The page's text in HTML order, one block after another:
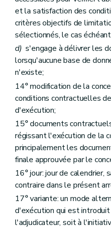
et la satisfaction des
critères objectifs de
sélectionnés, le cas
d) s'engage à délivrer les
lorsqu'aucune base de
n'existe;
14° modification de la
conditions contractuelles
d'exécution;
15° documents
régissant l'exécution de la
principalement les
finale approuvée par le
16° jour: jour de calendrier,
contraire dans le présent
17° variante: un mode
d'exécution qui est
l'adjudicateur, soit à